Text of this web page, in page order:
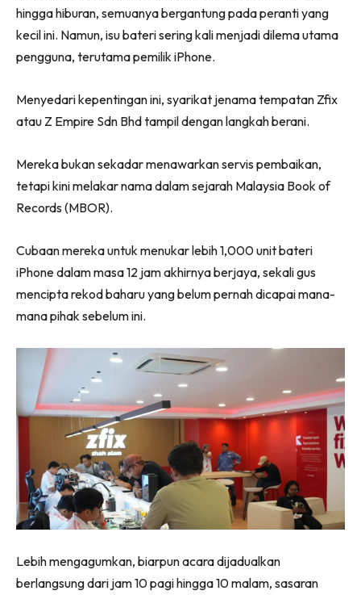
hingga hiburan, semuanya bergantung pada peranti yang
kecil ini. Namun, isu bateri sering kali menjadi dilema utama
pengguna, terutama pemilik iPhone.
Menyedari kepentingan ini, syarikat jenama tempatan Zfix
atau Z Empire Sdn Bhd tampil dengan langkah berani.
Mereka bukan sekadar menawarkan servis pembaikan,
tetapi kini melakar nama dalam sejarah Malaysia Book of
Records (MBOR).
Cubaan mereka untuk menukar lebih 1,000 unit bateri
iPhone dalam masa 12 jam akhirnya berjaya, sekali gus
mencipta rekod baharu yang belum pernah dicapai mana-
mana pihak sebelum ini.
Lebih mengagumkan, biarpun acara dijadualkan
berlangsung dari jam 10 pagi hingga 10 malam, sasaran